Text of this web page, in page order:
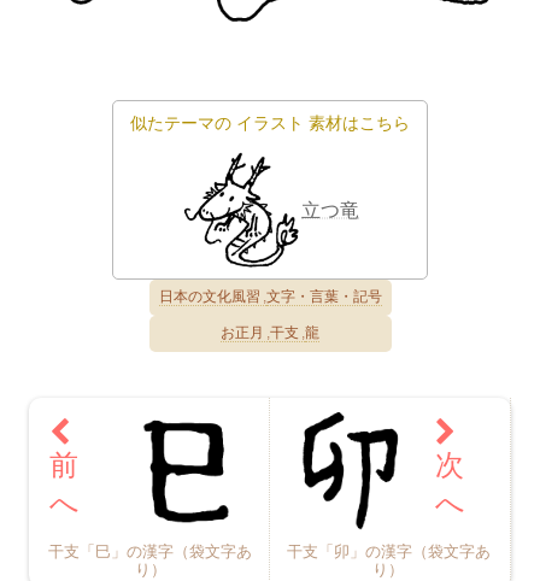
似たテーマの イラスト 素材はこちら
立つ竜
日本の文化風習 文字・言葉・記号
お正月 干支 龍
干支「巳」の漢字（袋文字あ
り）
干支「卯」の漢字（袋文字あ
り）